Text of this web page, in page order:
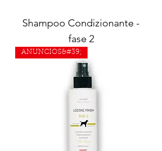
Shampoo Condizionante -
fase 2
ANUNCIOS&#39;